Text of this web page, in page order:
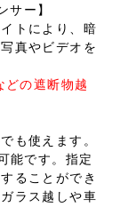
サー】
トにより、暗
真やビデオを
の遮断物越
も使えます。
能です。指定
ることができ
ラス越しや車